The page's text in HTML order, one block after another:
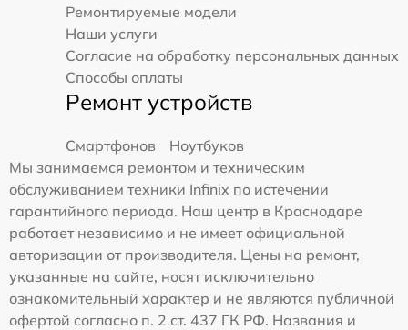
Ремонтируемые модели
Наши услуги
Согласие на обработку персональных данных
Способы оплаты
Ремонт устройств
Смартфонов
Ноутбуков
Мы занимаемся ремонтом и техническим
обслуживанием техники Infinix по истечении
гарантийного периода. Наш центр в Краснодаре
работает независимо и не имеет официальной
авторизации от производителя. Цены на ремонт,
указанные на сайте, носят исключительно
ознакомительный характер и не являются публичной
офертой согласно п. 2 ст. 437 ГК РФ. Названия и